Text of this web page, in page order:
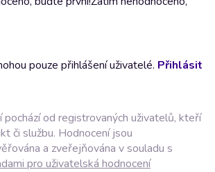
pouze přihlášení uživatelé. Přihlásit
pochází od registrovaných uživatelů, kteří
či službu. Hodnocení jsou
a zveřejňována v souladu s
pro uživatelská hodnocení